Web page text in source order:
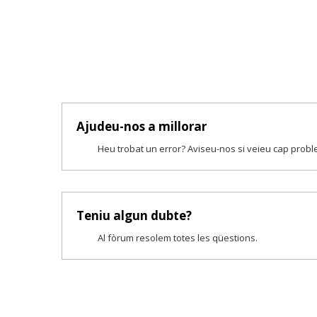
Ajudeu-nos a millorar
Heu trobat un error? Aviseu-nos si veieu cap
Teniu algun dubte?
Al fòrum resolem totes les qüestions.